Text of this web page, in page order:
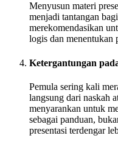
Menyusun materi
menjadi tantangan
merekomendasikan
logis dan menentukan
Ketergantungan
Pemula sering kali
langsung dari naskah
menyarankan untuk
sebagai panduan,
presentasi terdengar